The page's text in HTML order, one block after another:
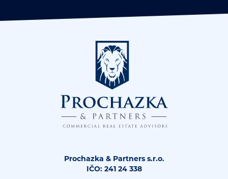
Prochazka & Partners s.r.o.
IČO: 241 24 338